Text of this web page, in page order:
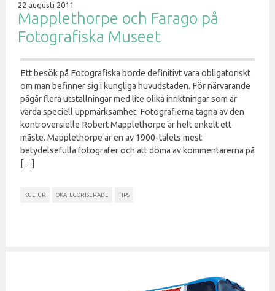
22 augusti 2011
Mapplethorpe och Farago på
Fotografiska Museet
Ett besök på Fotografiska borde definitivt vara obligatoriskt
om man befinner sig i kungliga huvudstaden. För närvarande
pågår flera utställningar med lite olika inriktningar som är
värda speciell uppmärksamhet. Fotografierna tagna av den
kontroversielle Robert Mapplethorpe är helt enkelt ett
måste. Mapplethorpe är en av 1900-talets mest
betydelsefulla fotografer och att döma av kommentarerna på
[…]
KULTUR OKATEGORISERADE TIPS